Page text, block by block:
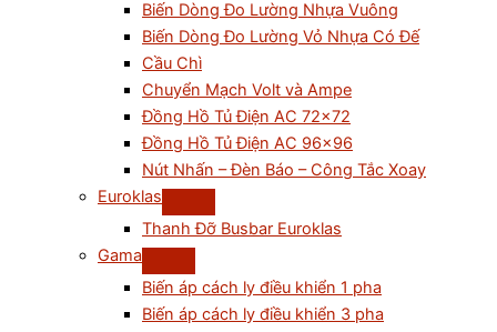
Biến Dòng Đo Lường Nhựa Vuông
Biến Dòng Đo Lường Vỏ Nhựa Có Đế
Cầu Chì
Chuyển Mạch Volt và Ampe
Đồng Hồ Tủ Điện AC 72×72
Đồng Hồ Tủ Điện AC 96×96
Nút Nhấn – Đèn Báo – Công Tắc Xoay
Euroklas
Thanh Đỡ Busbar Euroklas
Gama
Biến áp cách ly điều khiển 1 pha
Biến áp cách ly điều khiển 3 pha